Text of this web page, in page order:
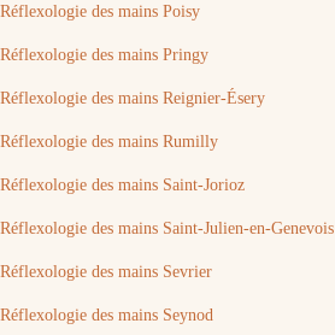
Réflexologie des mains Poisy
Réflexologie des mains Pringy
Réflexologie des mains Reignier-Ésery
Réflexologie des mains Rumilly
Réflexologie des mains Saint-Jorioz
Réflexologie des mains Saint-Julien-en-Genevois
Réflexologie des mains Sevrier
Réflexologie des mains Seynod